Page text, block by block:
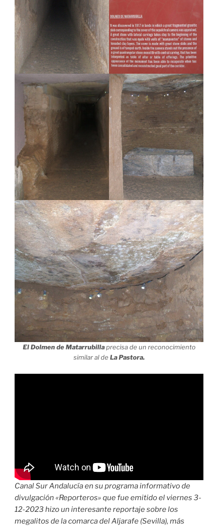
El Dolmen de Matarrubillaprecisa de un reconocimiento
similar al de La Pastora.
Canal Sur Andalucía en su programa informativo de
divulgación «Reporteros» que fue emitido el viernes 3-
12-2023 hizo un interesante reportaje sobrelos
megalitos de la comarca del Aljarafe (Sevilla), más